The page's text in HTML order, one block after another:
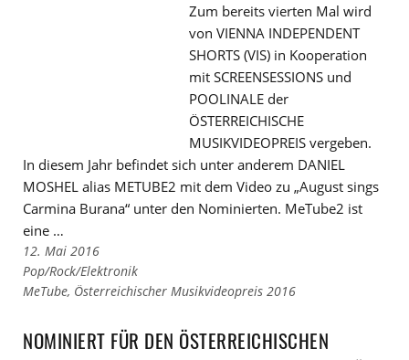
Zum bereits vierten Mal wird
von VIENNA INDEPENDENT
SHORTS (VIS) in Kooperation
mit SCREENSESSIONS und
POOLINALE der
ÖSTERREICHISCHE
MUSIKVIDEOPREIS vergeben.
In diesem Jahr befindet sich unter anderem DANIEL
MOSHEL alias METUBE2 mit dem Video zu „August sings
Carmina Burana“ unter den Nominierten. MeTube2 ist
eine …
12. Mai 2016
Links
zu
Kategorien
Pop/Rock/Elektronik
Links
den
Tags
MeTube, Österreichischer Musikvideopreis 2016
NOMINIERT FÜR DEN ÖSTERREICHISCHEN